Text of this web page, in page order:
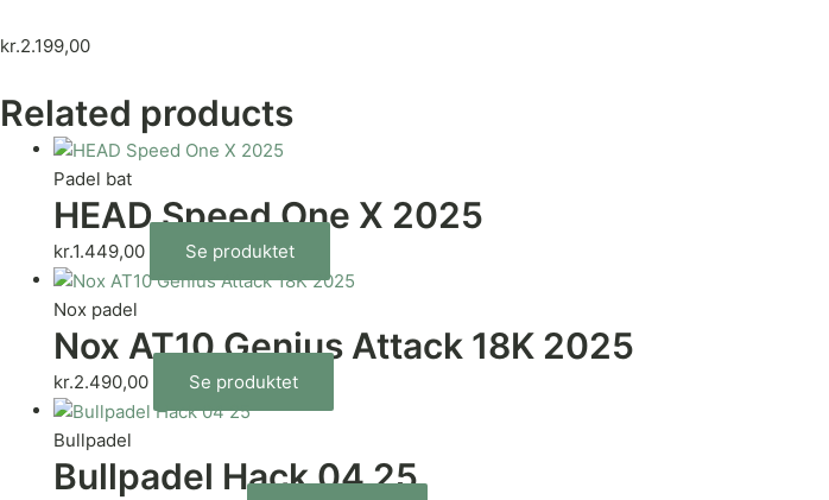
kr.2.199,00
Related products
Padel bat
HEAD Speed One X 2025
kr.1.449,00 Se produktet
Nox padel
Nox AT10 Genius Attack 18K 2025
kr.2.490,00 Se produktet
Bullpadel
Bullpadel Hack 04 25